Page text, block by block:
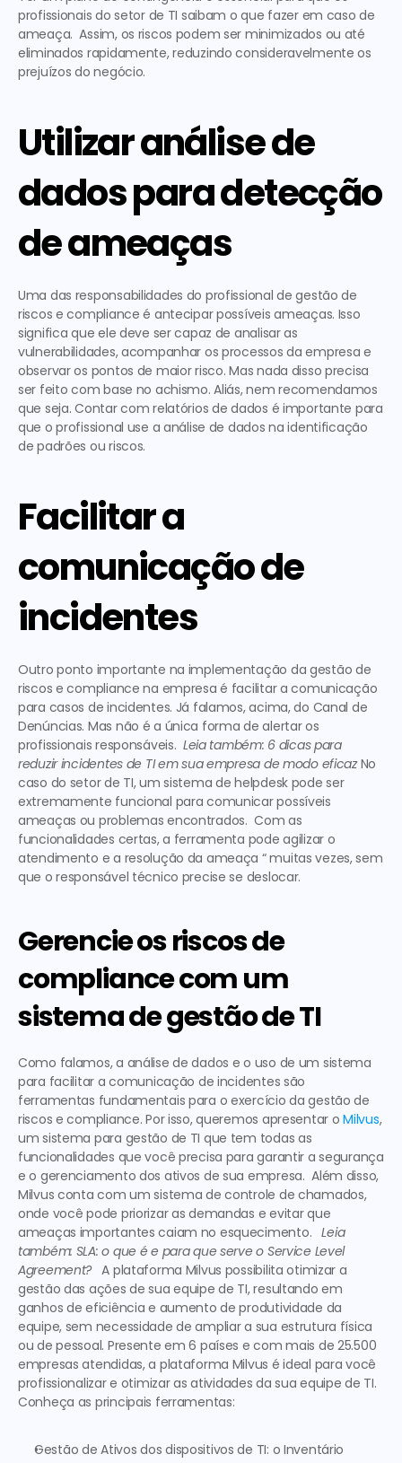
profissionais do setor de TI saibam o que fazer em caso de
ameaça.  Assim, os riscos podem ser minimizados ou até
eliminados rapidamente, reduzindo consideravelmente os
prejuízos do negócio.
Utilizar análise de
dados para detecção
de ameaças
Uma das responsabilidades do profissional de gestão de
riscos e compliance é antecipar possíveis ameaças. Isso
significa que ele deve ser capaz de analisar as
vulnerabilidades, acompanhar os processos da empresa e
observar os pontos de maior risco. Mas nada disso precisa
ser feito com base no achismo. Aliás, nem recomendamos
que seja. Contar com relatórios de dados é importante para
que o profissional use a análise de dados na identificação
de padrões ou riscos.
Facilitar a
comunicação de
incidentes
Outro ponto importante na implementação da gestão de
riscos e compliance na empresa é facilitar a comunicação
para casos de incidentes. Já falamos, acima, do Canal de
Denúncias. Mas não é a única forma de alertar os
profissionais responsáveis. Leia também: 6 dicas para
reduzir incidentes de TI em sua empresa de modo eficaz No
caso do setor de TI, um sistema de helpdesk pode ser
extremamente funcional para comunicar possíveis
ameaças ou problemas encontrados.  Com as
funcionalidades certas, a ferramenta pode agilizar o
atendimento e a resolução da ameaça “ muitas vezes, sem
que o responsável técnico precise se deslocar.
Gerencie os riscos de
compliance com um
sistema de gestão de TI
Como falamos, a análise de dados e o uso de um sistema
para facilitar a comunicação de incidentes são
ferramentas fundamentais para o exercício da gestão de
riscos e compliance. Por isso, queremos apresentar o Milvus,
um sistema para gestão de TI que tem todas as
funcionalidades que você precisa para garantir a segurança
e o gerenciamento dos ativos de sua empresa.  Além disso,
Milvus conta com um sistema de controle de chamados,
onde você pode priorizar as demandas e evitar que
ameaças importantes caiam no esquecimento. Leia
também: SLA: o que é e para que serve o Service Level
Agreement?
  A plataforma Milvus possibilita otimizar a
gestão das ações de sua equipe de TI, resultando em
ganhos de eficiência e aumento de produtividade da
equipe, sem necessidade de ampliar a sua estrutura física
ou de pessoal. Presente em 6 países e com mais de 25.500
empresas atendidas, a plataforma Milvus é ideal para você
profissionalizar e otimizar as atividades da sua equipe de TI.
Conheça as principais ferramentas:
Gestão de Ativos dos dispositivos de TI: o Inventário